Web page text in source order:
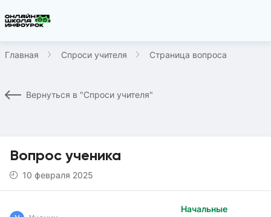
Главная Спроси учителя Страница вопроса
Вернуться в "Спроси учителя"
Вопрос ученика
10 февраля 2025
Начальные